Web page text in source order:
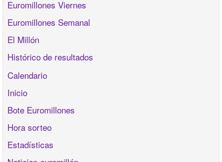
Euromillones Viernes
Euromillones Semanal
El Millón
Histórico de resultados
Calendario
Inicio
Bote Euromillones
Hora sorteo
Estadísticas